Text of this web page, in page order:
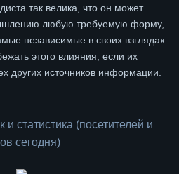
так велика, что он может
любую требуемую форму,
независимые в своих взглядах
этого влияния, если их
других источников информации.